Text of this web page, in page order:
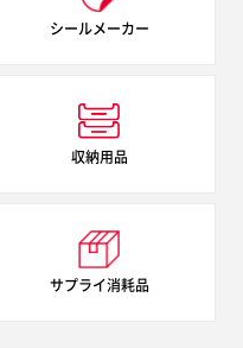
シールメーカー
収納用品
サプライ消耗品